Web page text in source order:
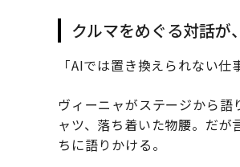
クルマをめぐる対話が
「AIでは置き換えられない仕
ヴィーニャがステージから
ャツ、落ち着いた物腰。だ
ちに語りかける。